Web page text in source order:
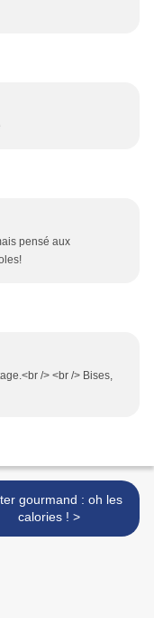
pensé aux
/> <br /> Bises,
gourmand : oh les
calories ! >